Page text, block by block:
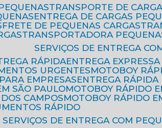
TRANSPORTE DE
ENTREGA DE CARGAS
FRETE DE PEQUENAS CARGAS
TRANSPORTADORA
SERVIÇOS DE ENTREGA
RÁPIDA
ENTREGA
URGENTES
MOTOBOY
EMPRESAS
ENTREGA
SÃO PAULO
MOTOBOY RÁPIDO
DOS CAMPOS
MOTOBOY RÁPIDO
RÁPIDO
SERVIÇOS DE ENTREGA COM